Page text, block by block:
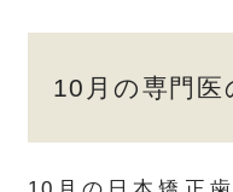
10月の専門医